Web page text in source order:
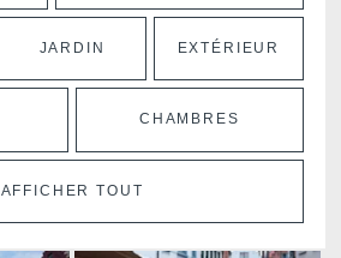
JARDIN EXTÉRIEUR
CHAMBRES
AFFICHER TOUT